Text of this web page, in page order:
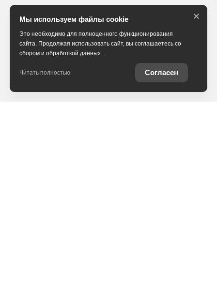
Мы используем файлы cookie
Это необходимо для полноценного функционирования
сайта. Продолжая использовать сайт, вы соглашаетесь со
сбором и обработкой данных.
Читать полностью Согласен
×